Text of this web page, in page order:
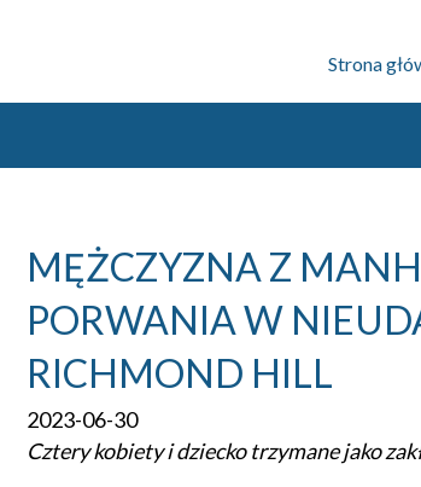
Strona
MĘŻCZYZNA Z
PORWANIA W
RICHMOND HILL
2023-06-30
Cztery kobiety i dziecko trzymane jako